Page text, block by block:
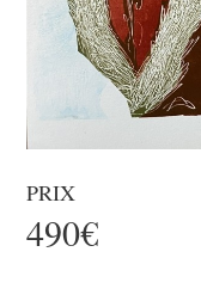
PRIX
490€